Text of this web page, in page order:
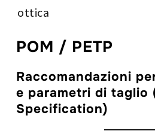
ottica
POM / PETP
Raccomandazioni
e parametri di taglio
Specification)